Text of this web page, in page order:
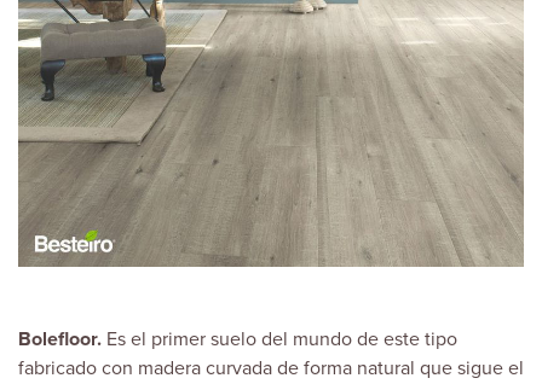
Bolefloor. Es el primer suelo del mundo de este tipo
fabricado con madera curvada de forma natural que sigue el